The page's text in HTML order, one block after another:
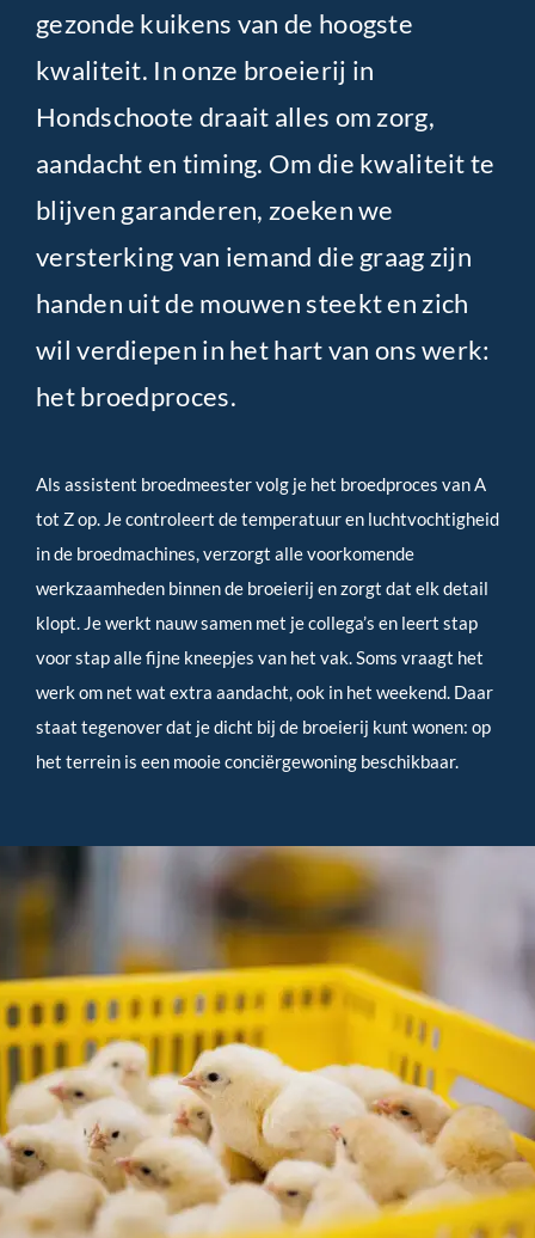
gezonde kuikens van de hoogste
kwaliteit. In onze broeierij in
Hondschoote draait alles om zorg,
aandacht en timing. Om die kwaliteit te
blijven garanderen, zoeken we
versterking van iemand die graag zijn
handen uit de mouwen steekt en zich
wil verdiepen in het hart van ons werk:
het broedproces.
Als assistent broedmeester volg je het broedproces van A
tot Z op. Je controleert de temperatuur en luchtvochtigheid
in de broedmachines, verzorgt alle voorkomende
werkzaamheden binnen de broeierij en zorgt dat elk detail
klopt. Je werkt nauw samen met je collega’s en leert stap
voor stap alle fijne kneepjes van het vak. Soms vraagt het
werk om net wat extra aandacht, ook in het weekend. Daar
staat tegenover dat je dicht bij de broeierij kunt wonen: op
het terrein is een mooie conciërgewoning beschikbaar.